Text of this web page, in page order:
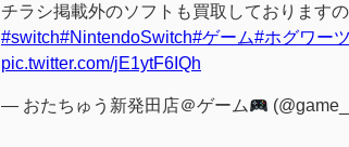
チラシ掲載外のソフトも買取しております
#switch#NintendoSwitch#ゲーム#ホグワー
pic.twitter.com/jE1ytF6IQh
— おたちゅう新発田店＠ゲーム